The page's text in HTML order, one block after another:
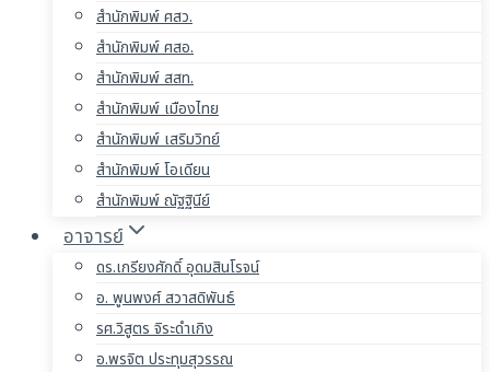
สำนักพิมพ์ ศสว.
สำนักพิมพ์ ศสอ.
สำนักพิมพ์ สสท.
สำนักพิมพ์ เมืองไทย
สำนักพิมพ์ เสริมวิทย์
สำนักพิมพ์ โอเดียน
สำนักพิมพ์ ณัฐฐินีย์
อาจารย์
ดร.เกรียงศักดิ์ อุดมสินโรจน์
อ. พูนพงศ์ สวาสดิพันธ์
รศ.วิสูตร จิระดำเกิง
อ.พรจิต ประทุมสุวรรณ